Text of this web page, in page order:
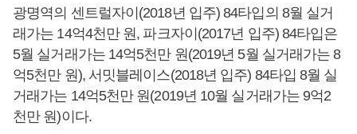
광명역의 센트럴자이(2018년 입주) 84타입의 8월 실거
래가는 14억4천만 원, 파크자이(2017년 입주) 84타입은
5월 실거래가는 14억5천만 원(2019년 5월 실거래가는 8
억5천만 원), 서밋블레이스(2018년 입주) 84타입 8월 실
거래가는 14억5천만 원(2019년 10월 실거래가는 9억2
천만 원)이다.